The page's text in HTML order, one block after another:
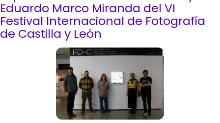
Palencia
acoge
la
exposición
‘Maridaje
muestra
Eduardo Marco Miranda del VI
Festival Internacional de Fotografía
de Castilla y León